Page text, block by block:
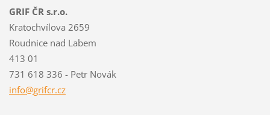
GRIF ČR s.r.o.
Kratochvílova 2659
Roudnice nad Labem
413 01
731 618 336 - Petr Novák
info@grifcr.cz